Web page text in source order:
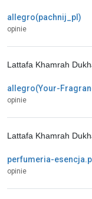
allegro(pachnij_pl)
opinie
allegro(Your-
opinie
Lattafa Khamrah
perfumeria-esencja.pl
opinie
Lattafa Khamrah